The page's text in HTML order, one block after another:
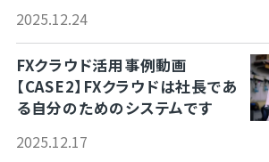
2025.12.24
FXクラウド活用事例動画
【CASE2】FXクラウドは社長であ
る自分のためのシステムです
2025.12.17